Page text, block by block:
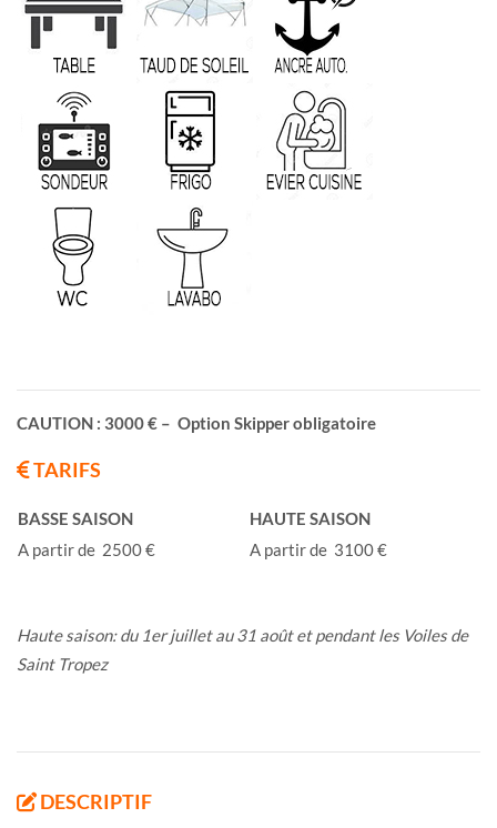
CAUTION : 3000 € – Option Skipper obligatoire
TARIFS
BASSE SAISON
HAUTE SAISON
A partir de 2500 €
A partir de 3100 €
Haute saison: du 1er juillet au 31 août et pendant les Voiles de
Saint Tropez
DESCRIPTIF